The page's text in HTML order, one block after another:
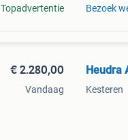
Topadvertentie Bezoek
€ 2.280,00
Vandaag
Heudra
Kesteren